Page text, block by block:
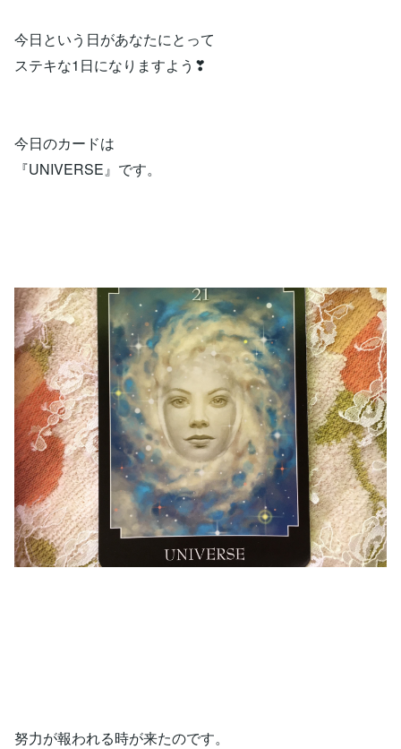
今日という日があなたにとって
ステキな1日になりますよう❣
今日のカードは
『UNIVERSE』です。
努力が報われる時が来たのです。